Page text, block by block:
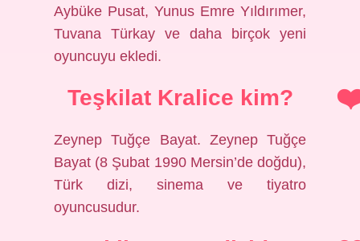
Aybüke Pusat, Yunus Emre Yıldırımer,
Tuvana Türkay ve daha birçok yeni
oyuncuyu ekledi.
Teşkilat Kralice kim?
Zeynep Tuğçe Bayat. Zeynep Tuğçe
Bayat (8 Şubat 1990 Mersin’de doğdu),
Türk dizi, sinema ve tiyatro
oyuncusudur.